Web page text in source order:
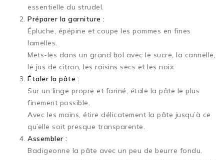
essentielle du strudel.
Préparer la garniture :
Épluche, épépine et coupe les pommes en fines
lamelles.
Mets-les dans un grand bol avec le sucre, la cannelle,
le jus de citron, les raisins secs et les noix.
Étaler la pâte :
Sur un linge propre et fariné, étale la pâte le plus
finement possible.
Avec les mains, étire délicatement la pâte jusqu’à ce
qu’elle soit presque transparente.
Assembler :
Badigeonne la pâte avec un peu de beurre fondu.